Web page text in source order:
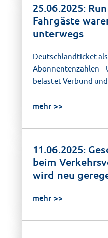
25.06.2025:
Fahrgäste
unterwegs
Deutschlandticket
Abonnentenzahlen –
belastet Verbund
mehr
11.06.2025:
beim
wird neu
mehr